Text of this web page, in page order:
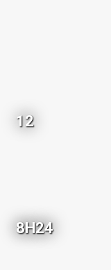
12
8H24